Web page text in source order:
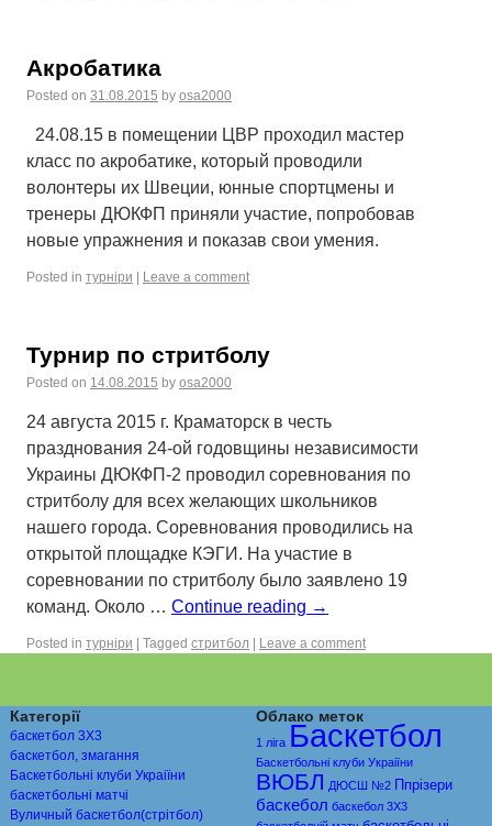
Акробатика
Posted on 31.08.2015 by osa2000
24.08.15 в помещении ЦВР проходил мастер
класс по акробатике, который проводили
волонтеры их Швеции, юнные спортцмены и
тренеры ДЮКФП приняли участие, попробовав
новые упражнения и показав свои умения.
Posted in турніри Leave a comment
Турнир по стритболу
Posted on 14.08.2015 by osa2000
24 августа 2015 г. Краматорск в честь
празднования 24-ой годовщины независимости
Украины ДЮКФП-2 проводил соревнования по
стритболу для всех желающих школьников
нашего города. Соревнования проводились на
открытой площадке КЭГИ. На участие в
соревновании по стритболу было заявлено 19
команд. Около … Continue reading →
Posted in турніри Tagged стритбол Leave a comment
Категорії
баскетбол 3Х3
баскетбол, змагання
Баскетбольні клуби Украіїни
баскетбольні матчі
Вуличный баскетбол(стрітбол)
Облако меток
1 ліга Баскетбол
Баскетбольні клуби Украіїни
ВЮБЛ ДЮСШ №2 Ппрiзери
баскебол баскебол 3Х3